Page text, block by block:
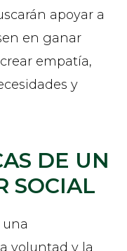
apoyar a
en ganar
empatía,
y
DE UN
SOCIAL
voluntad y la